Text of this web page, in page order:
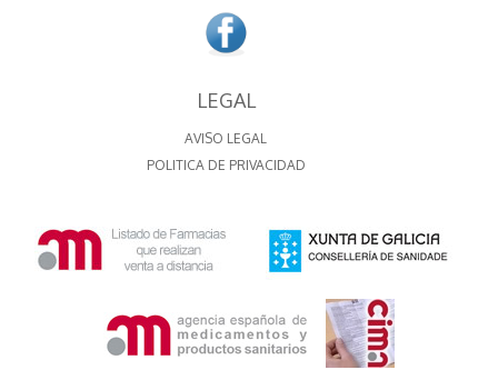
LEGAL
AVISO LEGAL
POLITICA DE PRIVACIDAD